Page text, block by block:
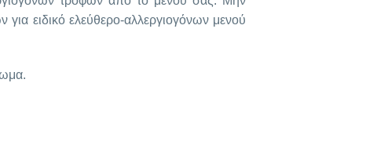
για ειδικό ελεύθερο-αλλεργιογόνων μενού